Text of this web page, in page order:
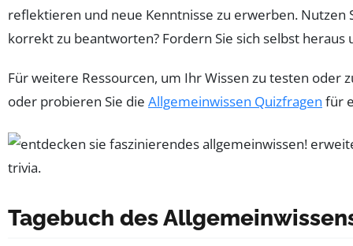
reflektieren und neue Kenntnisse zu erwerben. Nutzen
korrekt zu beantworten? Fordern Sie sich selbst heraus
Für weitere Ressourcen, um Ihr Wissen zu testen oder
oder probieren Sie die Allgemeinwissen Quizfragen für
Tagebuch des